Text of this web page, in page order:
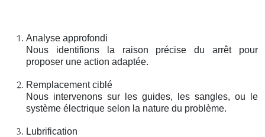
Analyse approfondi
Nous identifions la raison précise du arrêt pour
proposer une action adaptée.
Remplacement ciblé
Nous intervenons sur les guides, les sangles, ou le
système électrique selon la nature du problème.
Lubrification